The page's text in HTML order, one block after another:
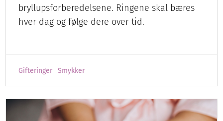
bryllupsforberedelsene. Ringene skal bæres
hver dag og følge dere over tid.
Gifteringer Smykker